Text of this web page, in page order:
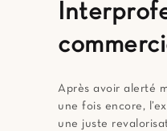
Après avoir alerté
une fois encore,
une juste